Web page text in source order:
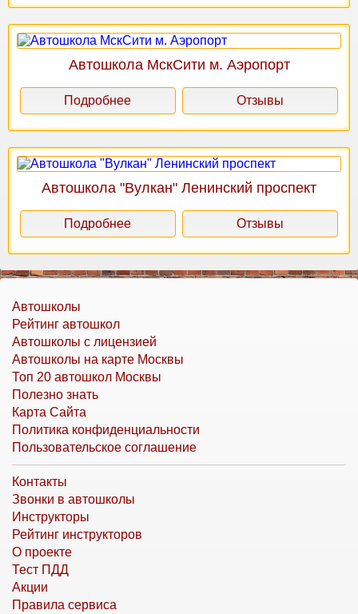
Автошкола МскСити м. Аэропорт
Подробнее Отзывы
Автошкола "Вулкан" Ленинский проспект
Подробнее Отзывы
Автошколы
Рейтинг автошкол
Автошколы с лицензией
Автошколы на карте Москвы
Топ 20 автошкол Москвы
Полезно знать
Карта Сайта
Политика конфиденциальности
Пользовательское соглашение
Контакты
Звонки в автошколы
Инструкторы
Рейтинг инструкторов
О проекте
Тест ПДД
Акции
Правила сервиса